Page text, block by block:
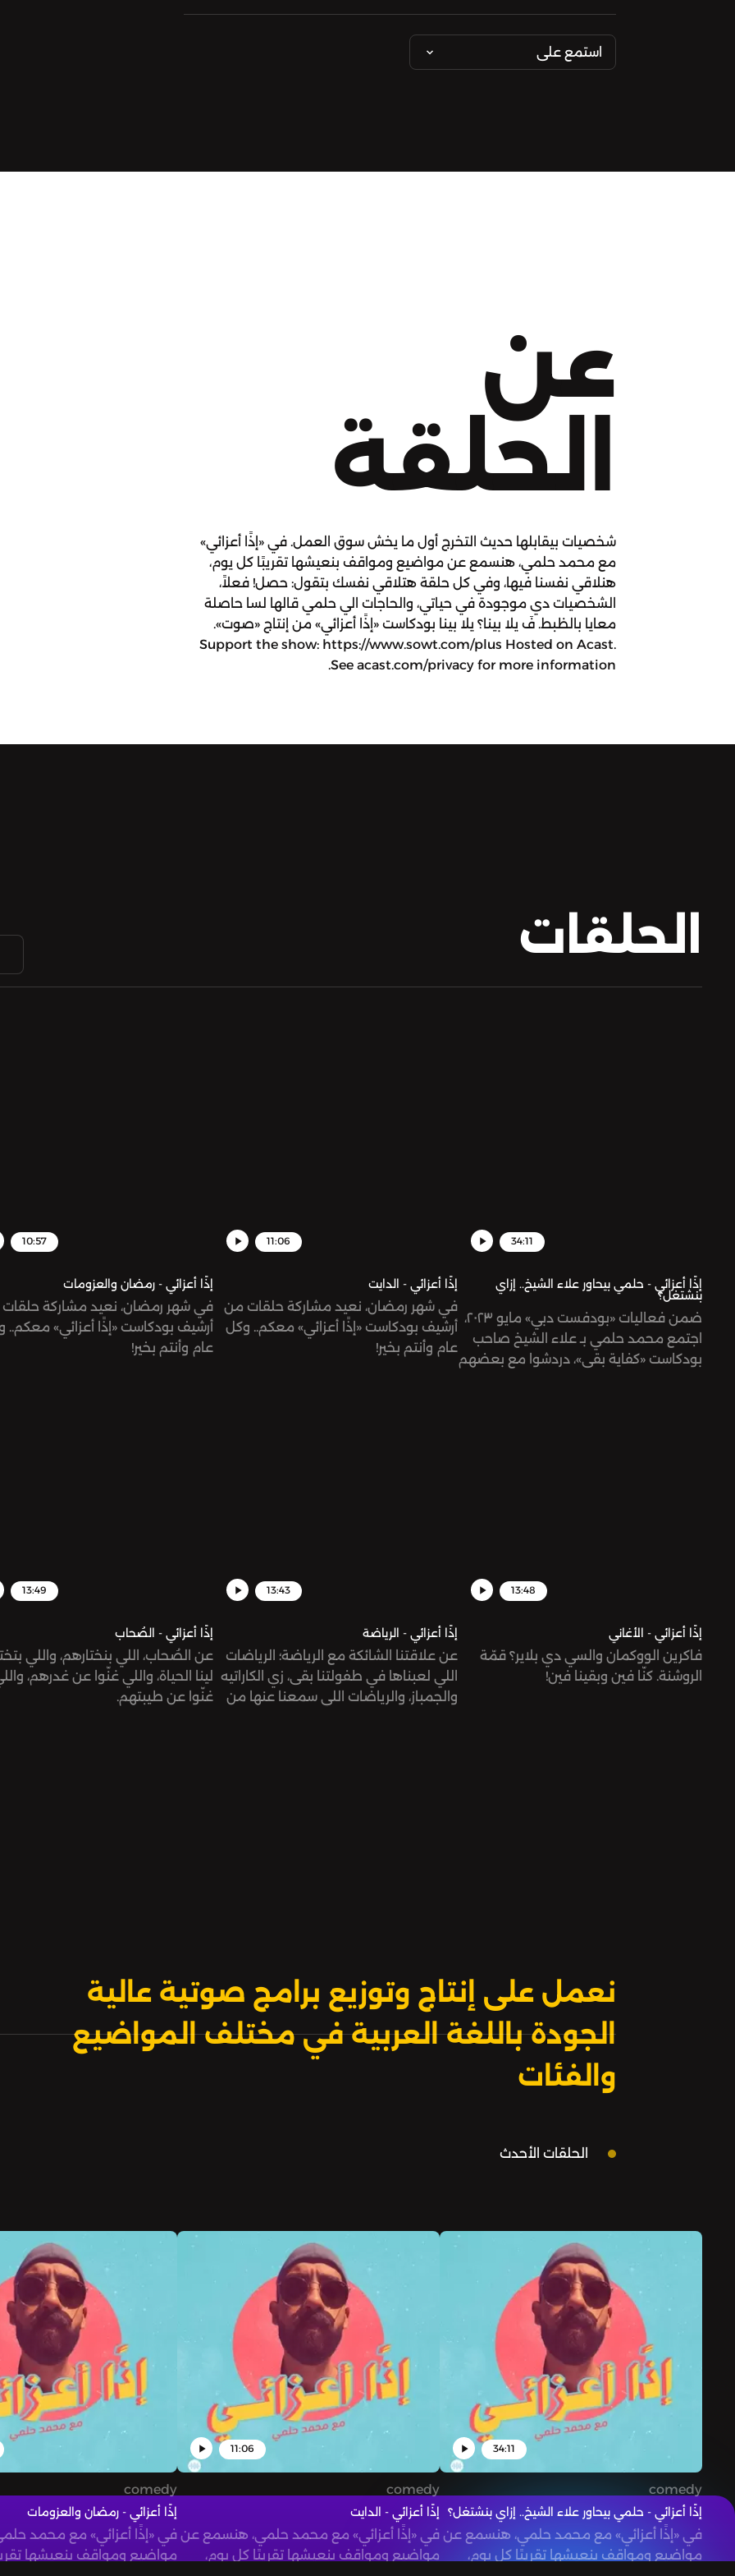
استمع على
عن
الحلقة
شخصيات بيقابلها حديث التخرج أول ما يخش سوق العمل. في «إذًا أعزائي»
مع محمد حلمي، هنسمع عن مواضيع ومواقف بنعيشها تقريبًا كل يوم،
هنلاقي نفسنا فيها، وفي كل حلقة هتلاقي نفسك بتقول: حصل! فعلاً،
الشخصيات دي موجودة في حياتي، والحاجات الي حلمي قالها لسا حاصلة
معايا بالظبط. فَ يلا بينا؟ يلا بينا بودكاست «إذًا أعزائي» من إنتاج «صوت».
Support the show: https://www.sowt.com/plus Hosted on Acast.
See acast.com/privacy for more information.
الحلقات
34:11
إذًا أعزائي - حلمي بيحاور علاء الشيخ.. إزاي
بنشتغل؟
ضمن فعاليات «بودفست دبي» مايو ٢٠٢٣،
اجتمع محمد حلمي بـ علاء الشيخ صاحب
بودكاست «كفاية بقى»، دردشوا مع بعضهم
11:06
إذًا أعزائي - الدايت
في شهر رمضان، نعيد مشاركة حلقات من
أرشيف بودكاست «إذًا أعزائي» معكم.. وكل
عام وأنتم بخير!
10:57
إذًا أعزائي - رمضان والعزومات
في شهر رمضان، نعيد مشاركة
أرشيف بودكاست «إذًا أعزائي» معكم..
عام وأنتم بخير!
13:48
إذًا أعزائي - الأغاني
فاكرين الووكمان والسي دي بلاير؟ قمّة
الروشنة. كنّا فين وبقينا فين!
13:43
إذًا أعزائي - الرياضة
عن علاقتنا الشائكة مع الرياضة؛ الرياضات
اللي لعبناها في طفولتنا بقى، زي الكاراتيه
والجمباز، والرياضات اللي سمعنا عنها من
13:49
إذًا أعزائي - الصُحاب
عن الصُحاب، اللي بنختارهم، واللي
لينا الحياة، واللي غنّوا عن غدرهم،
غنّوا عن طيبتهم.
نعمل على إنتاج وتوزيع برامج صوتية عالية
الجودة باللغة العربية في مختلف المواضيع
والفئات
الحلقات الأحدث
34:11
comedy
إذًا أعزائي - حلمي بيحاور علاء الشيخ.. إزاي بنشتغل؟
في «إذًا أعزائي» مع محمد حلمي، هنسمع عن
مواضيع ومواقف بنعيشها تقريبًا كل يوم،
11:06
comedy
إذًا أعزائي - الدايت
في «إذًا أعزائي» مع محمد حلمي، هنسمع عن
مواضيع ومواقف بنعيشها تقريبًا كل يوم،
comedy
إذًا أعزائي - رمضان والعزومات
في «إذًا أعزائي» مع محمد
مواضيع ومواقف بنعيشها